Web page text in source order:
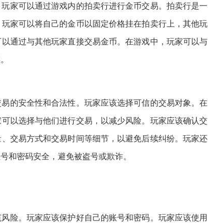
家可以通过游戏内的拍卖行进行金币交易。拍卖行是一
家可以将自己的金币以固定价格挂在拍卖行上，其他玩
通过与其他玩家直接交易金币。在游戏中，玩家可以与
的安全性和合法性。玩家应该选择可信的交易对象。在
以选择与他们进行交易，以减少风险。玩家应该确认交
交易方式和交易时间等细节，以避免后续纠纷。玩家还
和密码安全，避免被盗号或欺诈。
险。玩家应该保护好自己的账号和密码。玩家应该使用